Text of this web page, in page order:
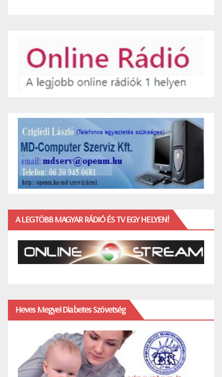
A LEGTÖBB MAGYAR RÁDIÓ ÉS TV EGY HELYEN!
Heves Megyei Diabetes Szövetség